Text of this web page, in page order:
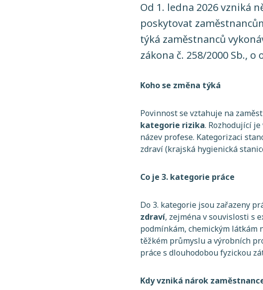
Od 1. ledna 2026 vzniká
poskytovat
týká zaměstnanců
zákona č. 258/2000 Sb.,
Koho se změna týká
Povinnost se vztahuje na
kategorie rizika. Rozhodující je
název profese. Kategorizaci
zdraví (krajská hygienická
Co je 3. kategorie práce
Do 3. kategorie jsou zařazeny
zdraví, zejména v souvislosti s
podmínkám, chemickým látkám
těžkém průmyslu a výrobních
práce s dlouhodobou fyzickou
Kdy vzniká nárok